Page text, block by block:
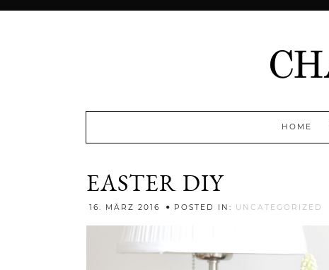
HOME
EASTER DIY
16. MÄRZ 2016 POSTED IN: UNCATEGORIZED